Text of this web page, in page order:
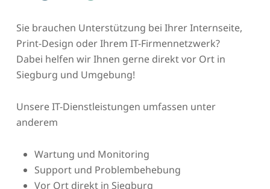
Sie brauchen Unterstützung bei Ihrer Internseite,
Print-Design oder Ihrem IT-Firmennetzwerk?
Dabei helfen wir Ihnen gerne direkt vor Ort in
Siegburg und Umgebung!
Unsere IT-Dienstleistungen umfassen unter
anderem
Wartung und Monitoring
Support und Problembehebung
Vor Ort direkt in Siegburg